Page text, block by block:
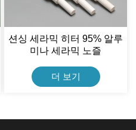
션싱 세라믹 히터 95% 알루
미나 세라믹 노즐
더 보기